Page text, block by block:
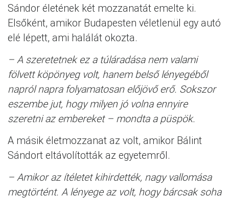
Sándor életének két mozzanatát emelte ki.
Elsőként, amikor Budapesten véletlenül egy autó
elé lépett, ami halálát okozta.
– A szeretetnek ez a túláradása nem valami
fölvett köpönyeg volt, hanem belső lényegéből
napról napra folyamatosan előjövő erő. Sokszor
eszembe jut, hogy milyen jó volna ennyire
szeretni az embereket – mondta a püspök.
A másik életmozzanat az volt, amikor Bálint
Sándort eltávolították az egyetemről.
– Amikor az ítéletet kihirdették, nagy vallomása
megtörtént. A lényege az volt, hogy bárcsak soha